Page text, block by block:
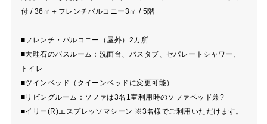
付 / 36㎡＋フレンチバルコニー3㎡ / 5階
■フレンチ・バルコニー（屋外）2カ所
■大理石のバスルーム：洗面台、バスタブ、セパレートシャワー、
トイレ
■ツインベッド（クイーンベッドに変更可能）
■リビングルーム：ソファは3名1室利用時のソファベッド兼?
■イリー(R)エスプレッソマシーン ※3名様でご利用いただけます。